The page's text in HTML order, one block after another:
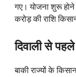
गए। योजना शुरू
करोड़ की राशि
दिवाली से
बाकी राज्यों के